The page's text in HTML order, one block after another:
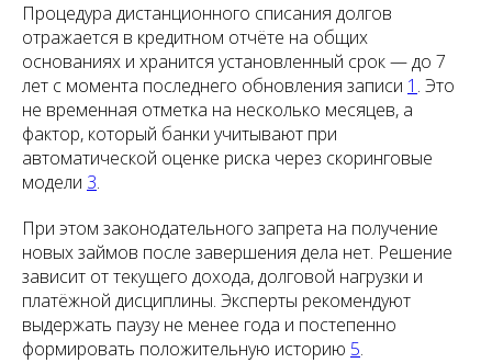
Процедура дистанционного списания долгов
отражается в кредитном отчёте на общих
основаниях и хранится установленный срок — до 7
лет с момента последнего обновления записи 1 . Это
не временная отметка на несколько месяцев, а
фактор, который банки учитывают при
автоматической оценке риска через скоринговые
модели 3.
При этом законодательного запрета на получение
новых займов после завершения дела нет. Решение
зависит от текущего дохода, долговой нагрузки и
платёжной дисциплины. Эксперты рекомендуют
выдержать паузу не менее года и постепенно
формировать положительную историю 5.